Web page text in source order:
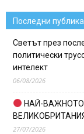
Последни
Светът през
политически
интелект
06/08/2026
НАЙ-ВАЖНОТО
27/07/2026